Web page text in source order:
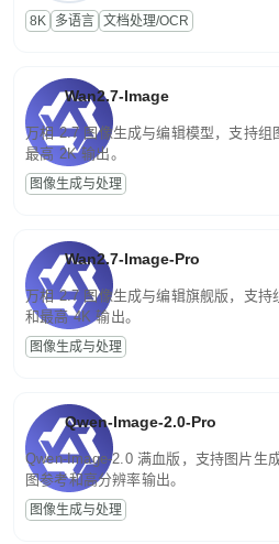
为便于存储、检索和二次处理的结构化
8K 多语言 文档处理/OCR
Wan2.7-Image
万相 2.7 图像生成与编辑模型，支持组
最高 2K 输出。
图像生成与处理
Wan2.7-Image-Pro
万相 2.7 图像生成与编辑旗舰版，支持
和最高 4K 输出。
图像生成与处理
Qwen-Image-2.0-Pro
Qwen-Image-2.0 满血版，支持图片生
图参考和高分辨率输出。
图像生成与处理